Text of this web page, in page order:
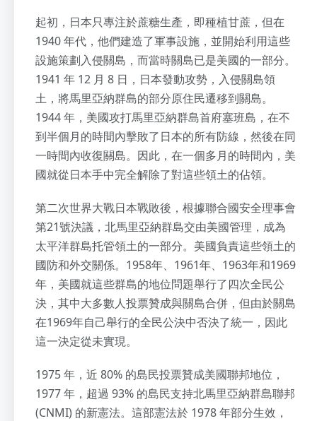
起初，日本只專注於蔗糖生產，即種植甘蔗，但在
1940 年代，他們建造了軍事設施，並開始利用這些
設施策劃入侵關島，而當時關島已是美國的一部分。
1941 年 12 月 8 日，日本發動攻勢，入侵關島領
土，將馬里亞納群島的部分原住民遷移到關島。
1944 年，美國攻打馬里亞納群島首府塞班島，在不
到半個月的時間內擊敗了日本的所有防線，然後在同
一時間內收復關島。因此，在一個多月的時間內，美
國就從日本手中完全解除了對這些領土的佔領。
第二次世界大戰日本戰敗後，根據聯合國安全理事會
第21號決議，北馬里亞納群島交由美國管理，成為
太平洋群島托管領土的一部分。美國負責這些領土的
國防和外交關係。1958年、1961年、1963年和1969
年，美國就這些群島的地位問題舉行了四次全民公
決，其中大多數人投票贊成與關島合併，但由於關島
在1969年自己舉行的全民公決中否決了統一，因此
這一決定從未實現。
1975 年，近 80% 的島民投票贊成美國聯邦地位，
1977 年，超過 93% 的島民支持北馬里亞納群島聯邦
(CNMI) 的新憲法。這部憲法於 1978 年部分生效，